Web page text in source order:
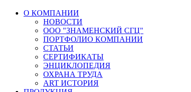
О КОМПАНИИ
НОВОСТИ
ООО "ЗНАМЕНСКИЙ СГЦ"
ПОРТФОЛИО КОМПАНИИ
СТАТЬИ
СЕРТИФИКАТЫ
ЭНЦИКЛОПЕДИЯ
ОХРАНА ТРУДА
ART ИСТОРИЯ